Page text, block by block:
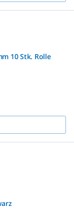
10 Stk. Rolle